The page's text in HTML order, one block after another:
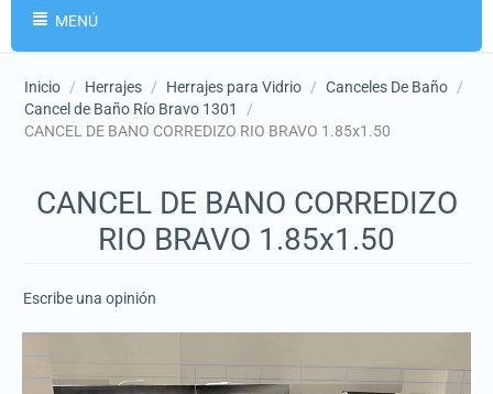
MENÚ
Inicio / Herrajes / Herrajes para Vidrio / Canceles De Baño /
Cancel de Baño Río Bravo 1301
/
CANCEL DE BANO CORREDIZO RIO BRAVO 1.85x1.50
CANCEL DE BANO CORREDIZO
RIO BRAVO 1.85x1.50
Escribe una opinión